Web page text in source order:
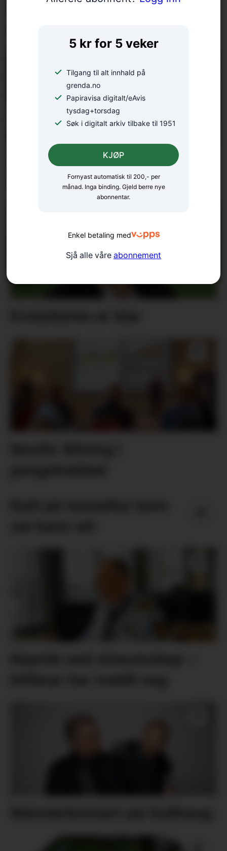
5 kr for 5 veker
Tilgang til alt innhald på
grenda.no
Papiravisa digitalt/eAvis
tysdag+torsdag
Søk i digitalt arkiv tilbake til 1951
Fornyast automatisk til 200,- per
månad. Inga binding. Gjeld berre nye
abonnentar.
KJØP
Enkel betaling med
Sjå alle våre abonnement
heile Norskekysten: – Eg
Fantomskyting i finalen: –
Ein heilt utruleg prestasjon